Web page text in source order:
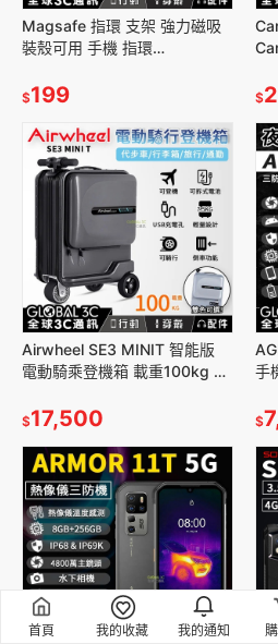
首頁 我的收藏 我的通知
Magsafe 指環 支架 強力磁吸
裝殼可用 手機 指環
$199 $
Airwheel SE3 MINIT 智能版
電動騎乘登機箱 載重100kg 代
$17,500
手
$